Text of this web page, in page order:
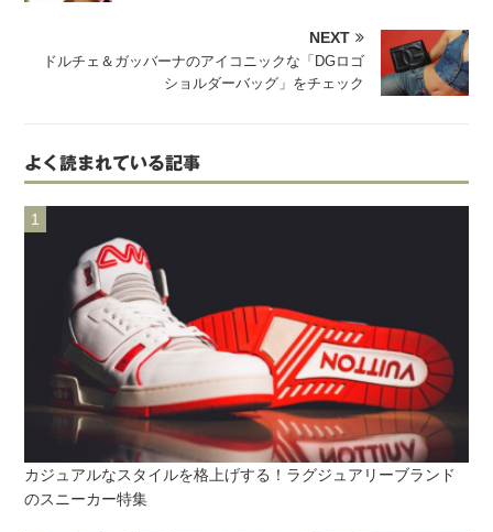
NEXT
ドルチェ＆ガッバーナのアイコニックな「DGロゴ
ショルダーバッグ」をチェック
よく読まれている記事
カジュアルなスタイルを格上げする！ラグジュアリーブランド
のスニーカー特集